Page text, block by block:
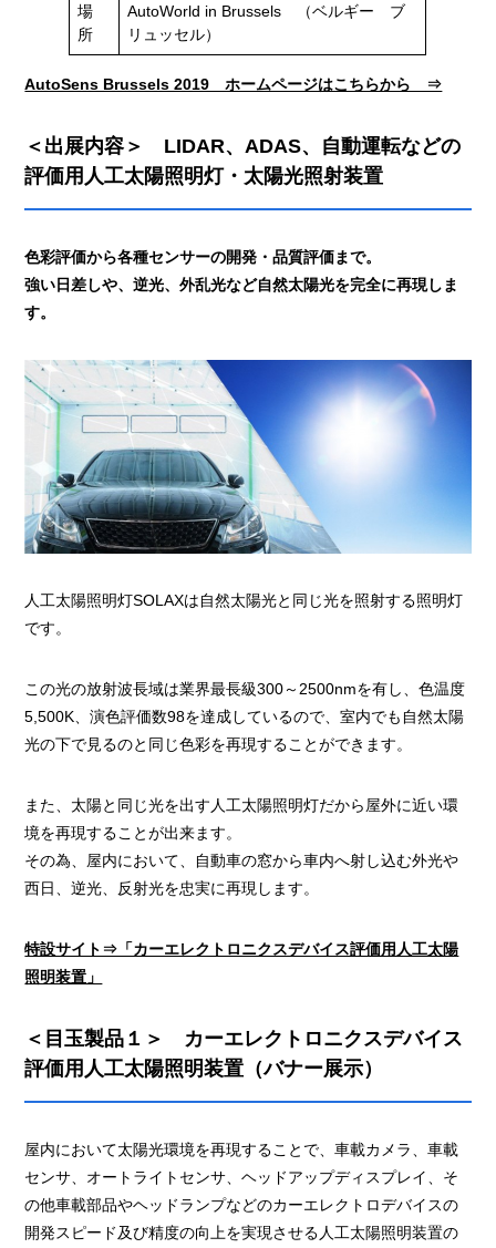
場
所
AutoWorld in Brussels （ベルギー ブ
リュッセル）
AutoSens Brussels 2019 ホームページはこちらから ⇒
＜出展内容＞ LIDAR、ADAS、自動運転などの
評価用人工太陽照明灯・太陽光照射装置
色彩評価から各種センサーの開発・品質評価まで。
強い日差しや、逆光、外乱光など自然太陽光を完全に再現しま
す。
人工太陽照明灯SOLAXは自然太陽光と同じ光を照射する照明灯
です。
この光の放射波長域は業界最長級300～2500nmを有し、色温度
5,500K、演色評価数98を達成しているので、室内でも自然太陽
光の下で見るのと同じ色彩を再現することができます。
また、太陽と同じ光を出す人工太陽照明灯だから屋外に近い環
境を再現することが出来ます。
その為、屋内において、自動車の窓から車内へ射し込む外光や
西日、逆光、反射光を忠実に再現します。
特設サイト⇒「カーエレクトロニクスデバイス評価用人工太陽
照明装置」
＜目玉製品１＞ カーエレクトロニクスデバイス
評価用人工太陽照明装置（バナー展示）
屋内において太陽光環境を再現することで、車載カメラ、車載
センサ、オートライトセンサ、ヘッドアップディスプレイ、そ
の他車載部品やヘッドランプなどのカーエレクトロデバイスの
開発スピード及び精度の向上を実現させる人工太陽照明装置の